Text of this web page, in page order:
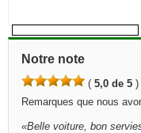
Notre note
( 5,0 de 5 )
Remarques que nous
«Belle voiture, bon